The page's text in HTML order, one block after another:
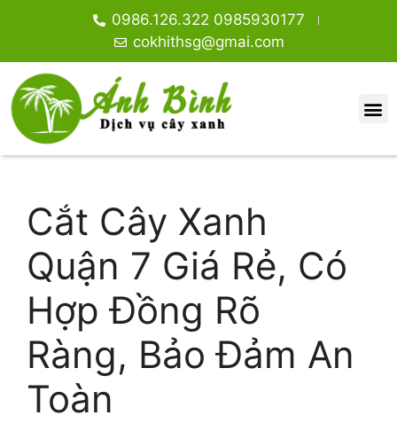
0986.126.322 0985930177
cokhithsg@gmai.com
Cắt Cây Xanh
Quận 7 Giá Rẻ, Có
Hợp Đồng Rõ
Ràng, Bảo Đảm An
Toàn